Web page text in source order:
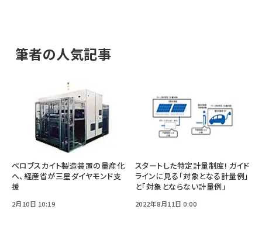
筆者の人気記事
ペロブスカイト製造装置の量産化
へ、経産省が三星ダイヤモンド支
援
2月10日 10:19
スタートした特定計量制度! ガイド
ラインに見る「対象となる計量例」
と「対象とならない計量例」
2022年8月11日 0:00